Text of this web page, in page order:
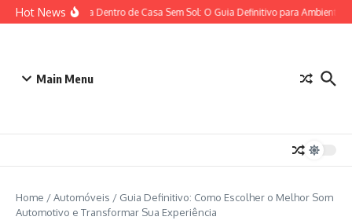
Ir para o conteúdo
Hot News
Plantas para Dentro de Casa Sem Sol: O Guia Definitivo para Ambientes
Main Menu
Home /Automóveis / Guia Definitivo: Como Escolher o Melhor Som
Automotivo e Transformar Sua Experiência